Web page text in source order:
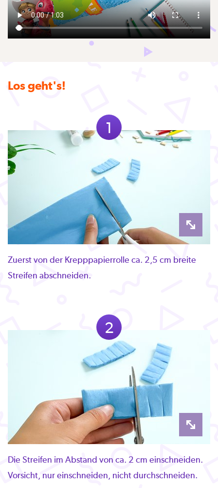
Los geht's!
1
Zuerst von der Krepppapierrolle ca. 2,5 cm breite
Streifen abschneiden.
2
Die Streifen im Abstand von ca. 2 cm einschneiden.
Vorsicht, nur einschneiden, nicht durchschneiden.